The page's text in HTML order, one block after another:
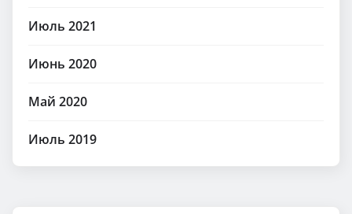
Июль 2021
Июнь 2020
Май 2020
Июль 2019